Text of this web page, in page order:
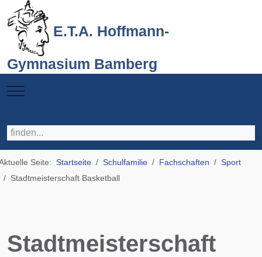
E.T.A. Hoffmann-
Gymnasium Bamberg
Mobile Menu Toggle
Seite: Startseite Schulfamilie Fachschaften
Sport
Stadtmeisterschaft Basketball
Stadtmeisterschaft